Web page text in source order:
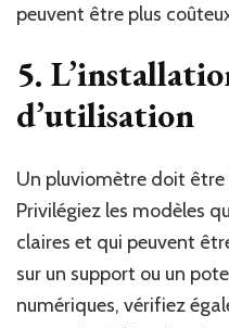
peuvent être plus
5.
d’utilisation
Un pluviomètre doit
Privilégiez les modèles
claires et qui peuvent
sur un support ou un
numériques, vérifiez